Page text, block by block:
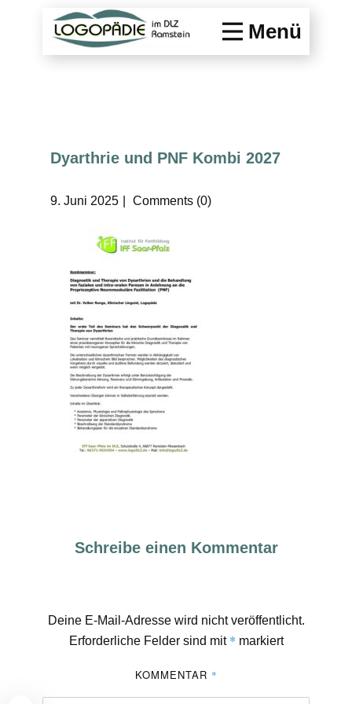
Menü
Dyarthrie und PNF Kombi 2027
9. Juni 2025 Comments (0)
Schreibe einen Kommentar
Deine E-Mail-Adresse wird nicht veröffentlicht.
Erforderliche Felder sind mit * markiert
KOMMENTAR *